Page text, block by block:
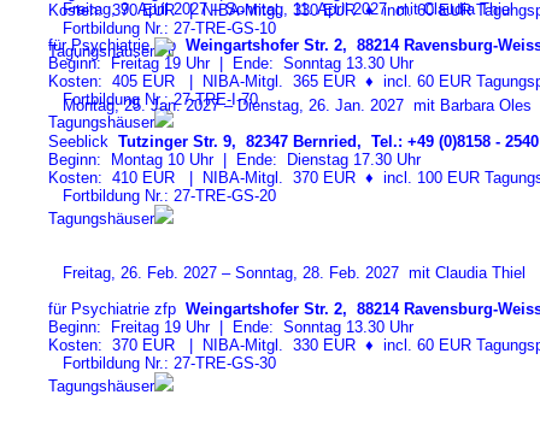
Freitag, 9. April 2027 – Sonntag, 11. April 2027 mit Claudia Thiel
für Psychiatrie zfp Weingartshofer Str. 2, 88214 Ravensburg-
Beginn: Freitag 19 Uhr | Ende: Sonntag 13.30 Uhr
Kosten: 405 EUR | NIBA-Mitgl. 365 EUR ♦ incl. 60 EUR
Fortbildung Nr.: 27-TRE-I-70
Tagungshäuser
Kosten: 370 EUR | NIBA-Mitgl. 330 EUR♦incl. 60 EUR
Fortbildung Nr.: 27-TRE-GS-10
Tagungshäuser
Montag, 25. Jan. 2027 – Dienstag, 26. Jan. 2027 mit Barbara Oles
Seeblick Tutzinger Str. 9, 82347 Bernried, Tel.: +49 (0)8158 - 2540
Beginn: Montag 10 Uhr | Ende: Dienstag 17.30 Uhr
Kosten: 410 EUR | NIBA-Mitgl. 370 EUR ♦ incl. 100 EUR
Fortbildung Nr.: 27-TRE-GS-20
Tagungshäuser
Freitag, 26. Feb. 2027 – Sonntag, 28. Feb. 2027 mit Claudia Thiel
für Psychiatrie zfp Weingartshofer Str. 2, 88214 Ravensburg-
Beginn: Freitag 19 Uhr | Ende: Sonntag 13.30 Uhr
Kosten: 370 EUR | NIBA-Mitgl. 330 EUR ♦ incl. 60 EUR
Fortbildung Nr.: 27-TRE-GS-30
Tagungshäuser